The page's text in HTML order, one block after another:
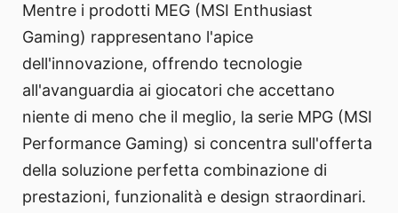
Mentre i prodotti MEG (MSI Enthusiast
Gaming) rappresentano l'apice
dell'innovazione, offrendo tecnologie
all'avanguardia ai giocatori che accettano
niente di meno che il meglio, la serie MPG (MSI
Performance Gaming) si concentra sull'offerta
della soluzione perfetta combinazione di
prestazioni, funzionalità e design straordinari.